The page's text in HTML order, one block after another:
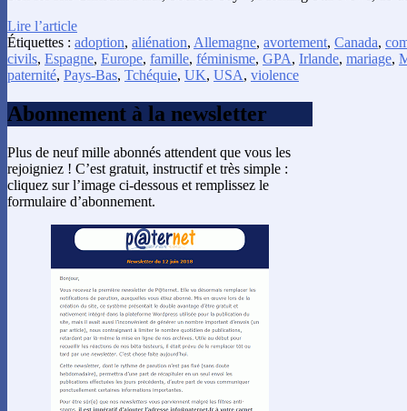
Lire l’article
Étiquettes : adoption, aliénation, Allemagne, avortement, Canada,
civils, Espagne, Europe, famille, féminisme, GPA, Irlande, mariage,
paternité, Pays-Bas, Tchéquie, UK, USA, violence
Abonnement à la newsletter
Plus de neuf mille abonnés attendent que vous les
rejoigniez ! C’est gratuit, instructif et très simple :
cliquez sur l’image ci-dessous et remplissez le
formulaire d’abonnement.